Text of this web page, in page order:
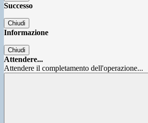
Successo
Chiudi
Informazione
Chiudi
Attendere...
Attendere il completamento dell'operazione...